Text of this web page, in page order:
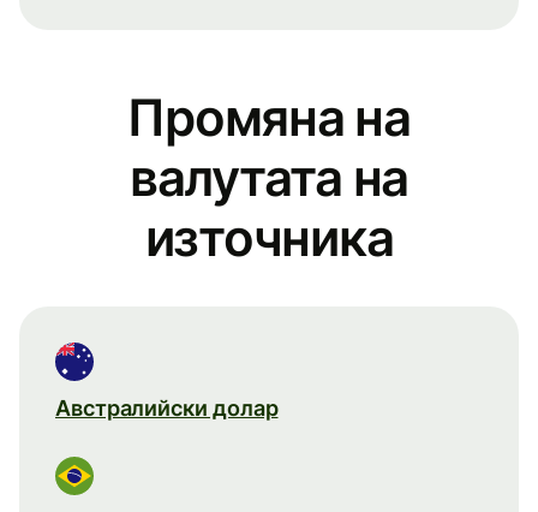
Промяна на
валутата на
източника
Австралийски долар